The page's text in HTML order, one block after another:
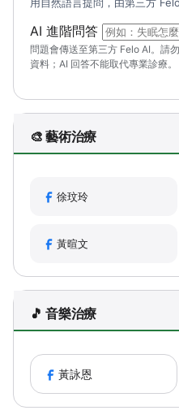
AI 進階問答 （可輸入自
問題會傳送至第三方 Felo AI。請
資料；AI 回答不能取代專業診療。
🎨 藝術治療
徐玟玲
黃暄文
🎵 音樂治療
黃詠恩